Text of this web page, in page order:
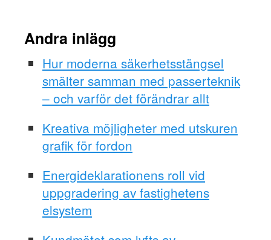
Andra inlägg
Hur moderna säkerhetsstängsel
smälter samman med passerteknik
– och varför det förändrar allt
Kreativa möjligheter med utskuren
grafik för fordon
Energideklarationens roll vid
uppgradering av fastighetens
elsystem